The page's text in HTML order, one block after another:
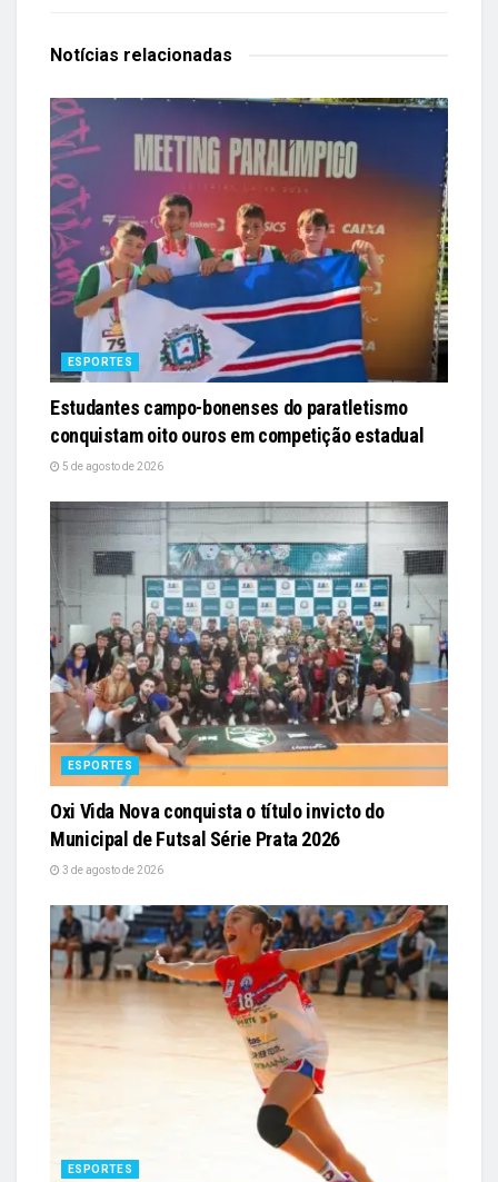
Notícias relacionadas
ESPORTES
Estudantes campo-bonenses do paratletismo
conquistam oito ouros em competição estadual
5 de agosto de 2026
ESPORTES
Oxi Vida Nova conquista o título invicto do
Municipal de Futsal Série Prata 2026
3 de agosto de 2026
ESPORTES